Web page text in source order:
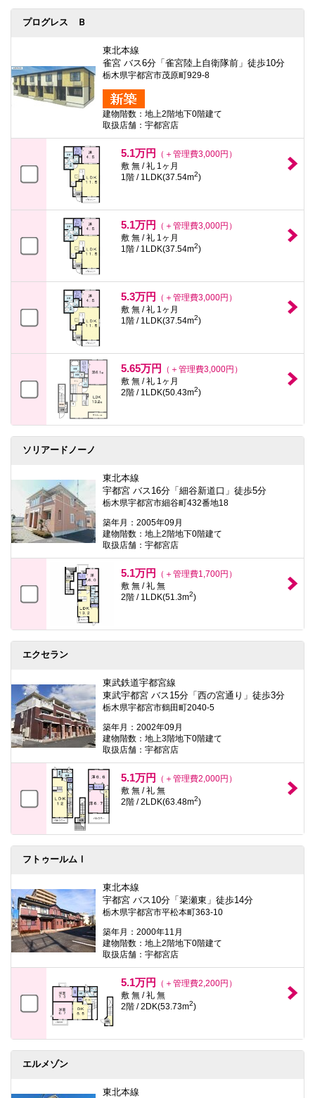
プログレス Ｂ
東北本線
雀宮 バス6分「雀宮陸上自衛隊前」徒歩10分
栃木県宇都宮市茂原町929-8
建物階数：地上2階地下0階建て
取扱店舗：宇都宮店
5.1万円
（＋管理費3,000円）
敷 無 / 礼 1ヶ月
1階 / 1LDK(37.54m2)
5.1万円
（＋管理費3,000円）
敷 無 / 礼 1ヶ月
1階 / 1LDK(37.54m2)
5.3万円
（＋管理費3,000円）
敷 無 / 礼 1ヶ月
1階 / 1LDK(37.54m2)
5.65万円
（＋管理費3,000円）
敷 無 / 礼 1ヶ月
2階 / 1LDK(50.43m2)
ソリアードノーノ
東北本線
宇都宮 バス16分「細谷新道口」徒歩5分
栃木県宇都宮市細谷町432番地18
築年月：2005年09月
建物階数：地上2階地下0階建て
取扱店舗：宇都宮店
5.1万円
（＋管理費1,700円）
敷 無 / 礼 無
2階 / 1LDK(51.3m2)
エクセラン
東武鉄道宇都宮線
東武宇都宮 バス15分「西の宮通り」徒歩3分
栃木県宇都宮市鶴田町2040-5
築年月：2002年09月
建物階数：地上3階地下0階建て
取扱店舗：宇都宮店
5.1万円
（＋管理費2,000円）
敷 無 / 礼 無
2階 / 2LDK(63.48m2)
フトゥールムⅠ
東北本線
宇都宮 バス10分「簗瀬東」徒歩14分
栃木県宇都宮市平松本町363-10
築年月：2000年11月
建物階数：地上2階地下0階建て
取扱店舗：宇都宮店
5.1万円
（＋管理費2,200円）
敷 無 / 礼 無
2階 / 2DK(53.73m2)
エルメゾン
東北本線